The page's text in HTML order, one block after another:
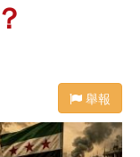
舉報